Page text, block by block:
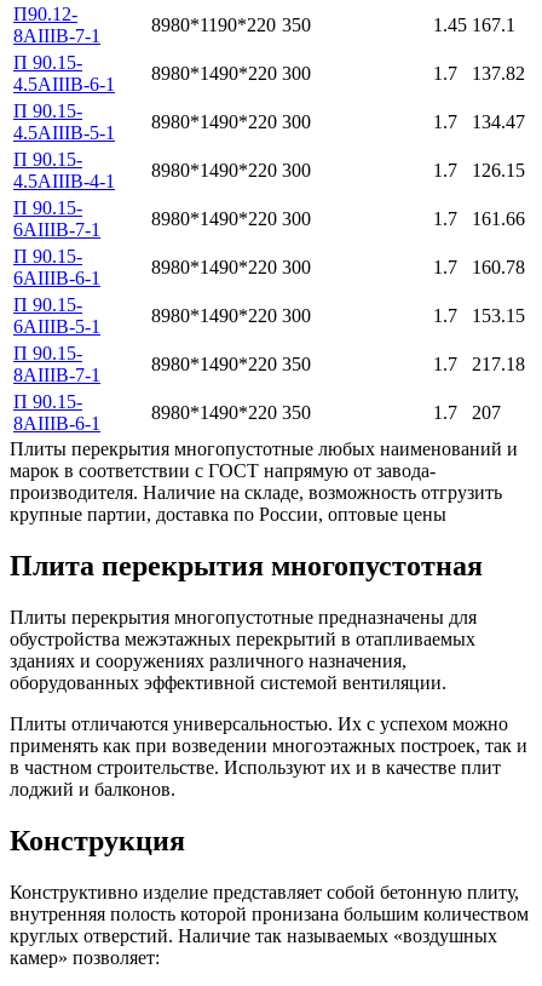
П90.12-
8АIIIВ-7-1
8980*1190*220 350 1.45 167.1
П 90.15-
4.5АIIIВ-6-1
8980*1490*220 300 1.7
137.82
П 90.15-
4.5АIIIВ-5-1
8980*1490*220 300 1.7
134.47
П 90.15-
4.5АIIIВ-4-1
8980*1490*220 300 1.7
126.15
П 90.15-
6АIIIВ-7-1
8980*1490*220 300 1.7
161.66
П 90.15-
6АIIIВ-6-1
8980*1490*220 300 1.7
160.78
П 90.15-
6АIIIВ-5-1
8980*1490*220 300 1.7
153.15
П 90.15-
8АIIIВ-7-1
8980*1490*220 350 1.7
217.18
П 90.15-
8АIIIВ-6-1
8980*1490*220 350 1.7
207
Плиты перекрытия многопустотные любых наименований и
марок в соответствии с ГОСТ напрямую от завода-
производителя. Наличие на складе, возможность отгрузить
крупные партии, доставка по России, оптовые цены
Плита перекрытия многопустотная
Плиты перекрытия многопустотные предназначены для
обустройства межэтажных перекрытий в отапливаемых
зданиях и сооружениях различного назначения,
оборудованных эффективной системой вентиляции.
Плиты отличаются универсальностью. Их с успехом можно
применять как при возведении многоэтажных построек, так и
в частном строительстве. Используют их и в качестве плит
лоджий и балконов.
Конструкция
Конструктивно изделие представляет собой бетонную плиту,
внутренняя полость которой пронизана большим количеством
круглых отверстий. Наличие так называемых «воздушных
камер» позволяет: